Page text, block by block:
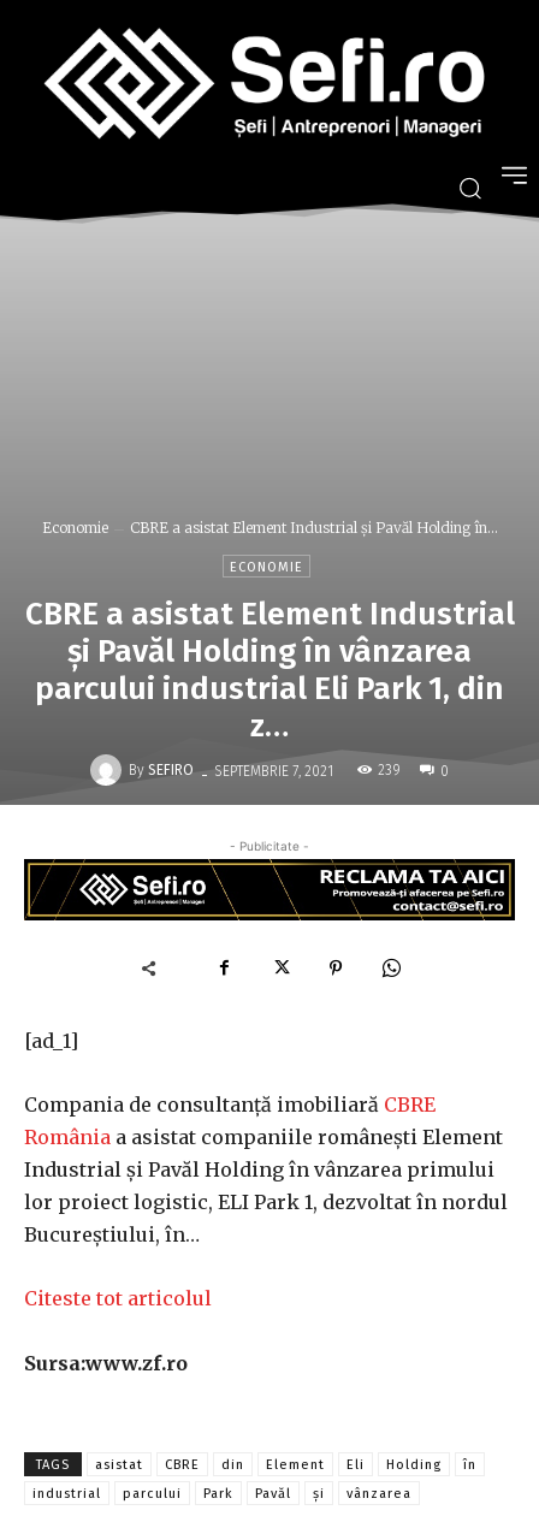
Economie CBRE a asistat Element Industrial şi Pavăl Holding în...
ECONOMIE
CBRE a asistat Element Industrial
şi Pavăl Holding în vânzarea
parcului industrial Eli Park 1, din
z…
By SEFIRO - SEPTEMBRIE 7, 2021 239 0
- Publicitate -
[ad_1]
Compania de consultanţă imobiliară CBRE
România a asistat companiile româneşti Element
Industrial şi Pavăl Holding în vânzarea primului
lor proiect logistic, ELI Park 1, dezvoltat în nordul
Bucureştiului, în…
Citeste tot articolul
Sursa:www.zf.ro
TAGS asistat CBRE din Element Eli Holding
în
industrial
parcului Park Pavăl și vânzarea